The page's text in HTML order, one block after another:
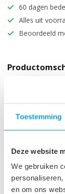
Toestemming
Deze website
We gebruiken
en om ons
60 dagen
Alles uit
Beoordeeld
Technische
Maak je
Op